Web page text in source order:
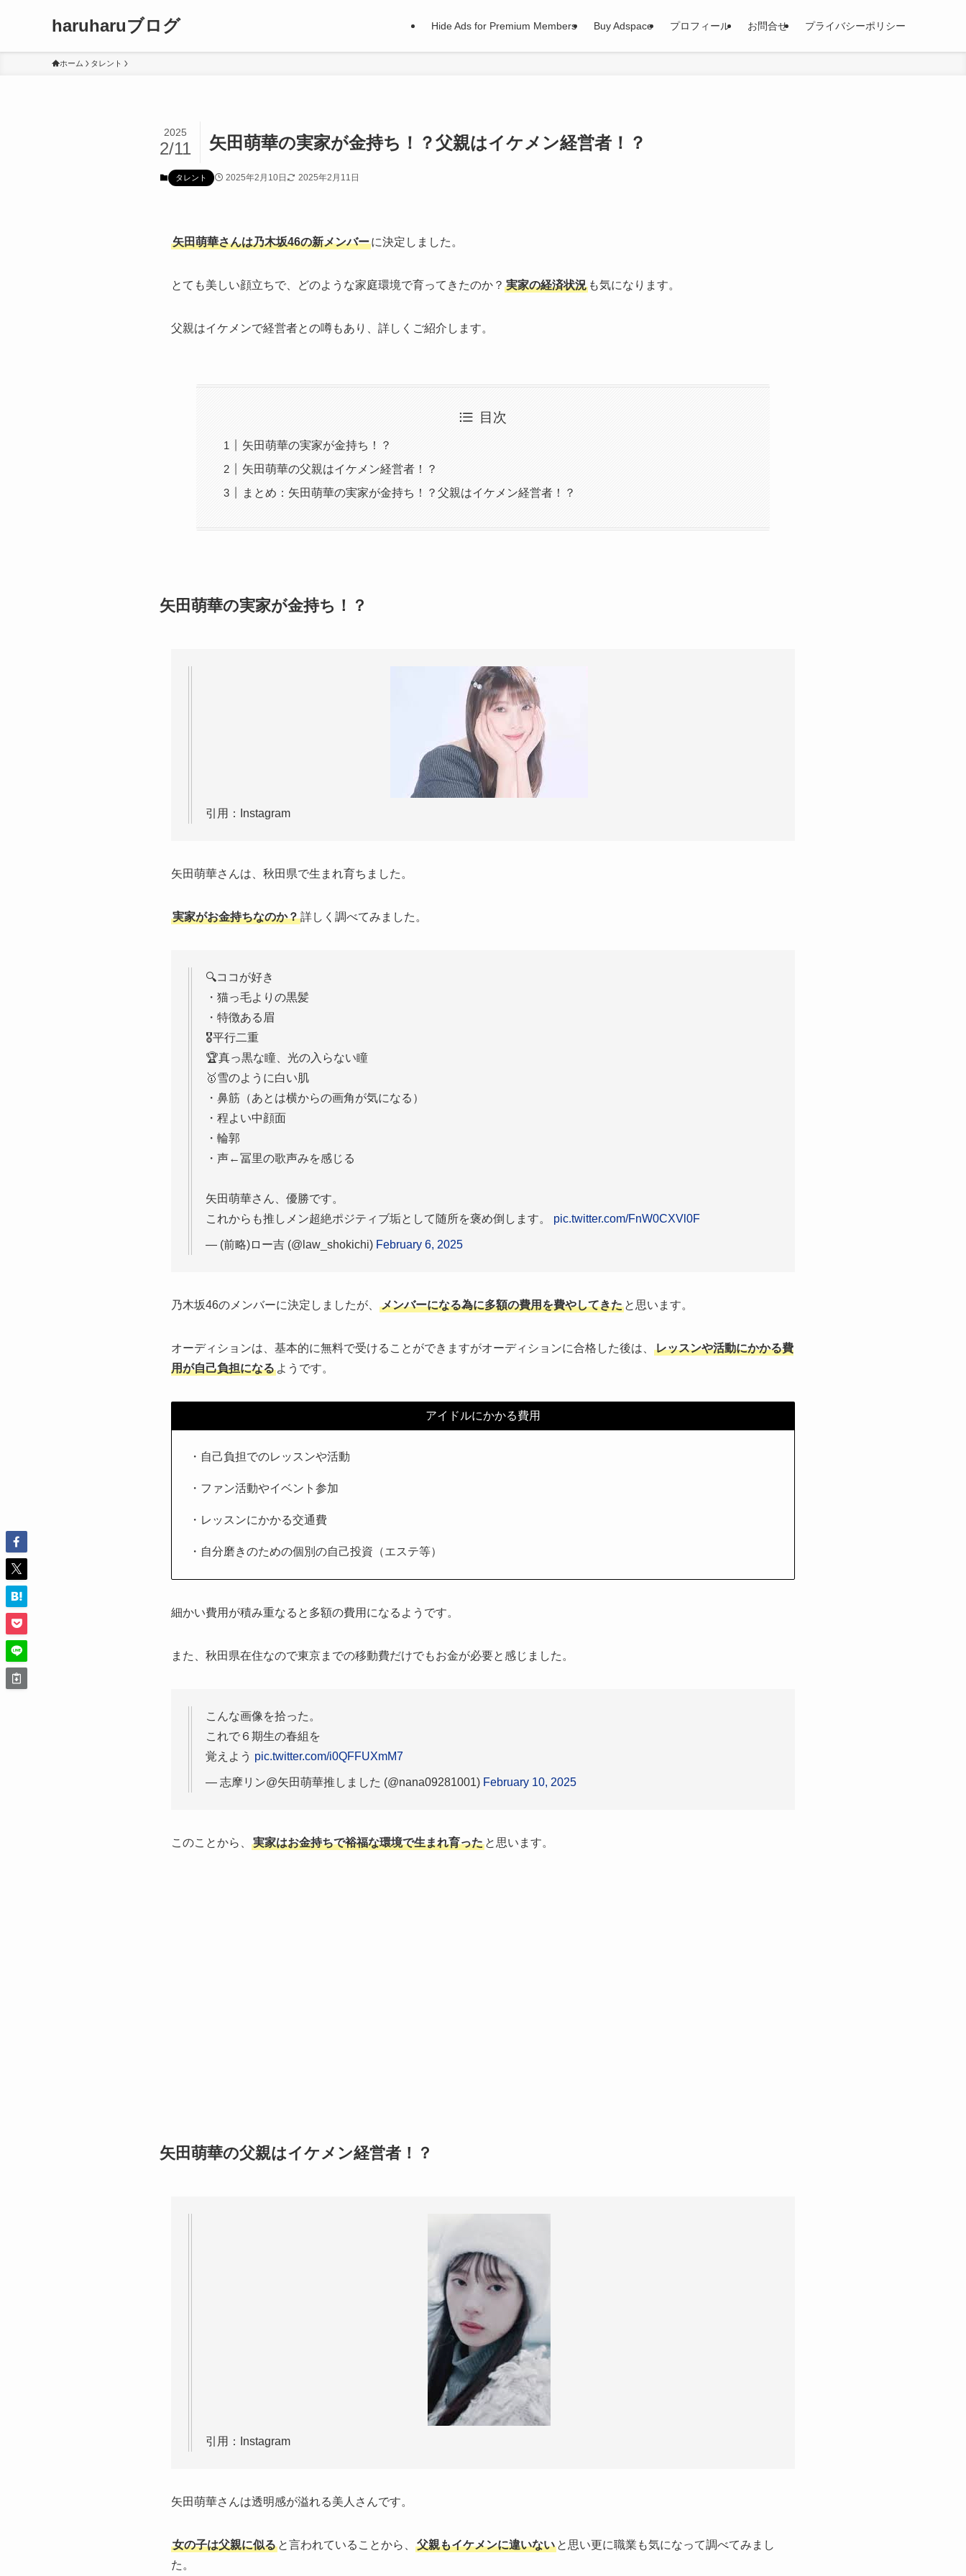
haruharuブログ Hide Ads for Premium Members Buy Adspace プロフィール お問合せ プライバシーポリシー
ホーム タレント
矢田萌華の実家が金持ち！？父親はイケメン経営者！？
2025
2/11
タレント 2025年2月10日 2025年2月11日
矢田萌華さんは乃木坂46の新メンバーに決定しました。
とても美しい顔立ちで、どのような家庭環境で育ってきたのか？ 実家の経済状況 も気になります。
父親はイケメンで経営者との噂もあり、詳しくご紹介します。
目次
矢田萌華の実家が金持ち！？
矢田萌華の父親はイケメン経営者！？
まとめ：矢田萌華の実家が金持ち！？父親はイケメン経営者！？
矢田萌華の実家が金持ち！？
引用：Instagram
矢田萌華さんは、秋田県で生まれ育ちました。
実家がお金持ちなのか？詳しく調べてみました。
🔍ココが好き
・猫っ毛よりの黒髪
・特徴ある眉
🎖️平行二重
🏆真っ黒な瞳、光の入らない瞳
🥇雪のように白い肌
・鼻筋（あとは横からの画角が気になる）
・程よい中顔面
・輪郭
・声←冨里の歌声みを感じる
矢田萌華さん、優勝です。
これからも推しメン超絶ポジティブ垢として随所を褒め倒します。 pic.twitter.com/FnW0CXVl0F
— (前略)ロー吉 (@law_shokichi) February 6, 2025
乃木坂46のメンバーに決定しましたが、 メンバーになる為に多額の費用を費やしてきた と思います。
オーディションは、基本的に無料で受けることができますがオーディションに合格した後は、
レッスンや活動にかかる費
用が自己負担になる ようです。
アイドルにかかる費用
・自己負担でのレッスンや活動
・ファン活動やイベント参加
・レッスンにかかる交通費
・自分磨きのための個別の自己投資（エステ等）
細かい費用が積み重なると多額の費用になるようです。
また、秋田県在住なので東京までの移動費だけでもお金が必要と感じました。
こんな画像を拾った。
これで６期生の春組を
覚えよう pic.twitter.com/i0QFFUXmM7
— 志摩リン@矢田萌華推しました (@nana09281001) February 10, 2025
このことから、 実家はお金持ちで裕福な環境で生まれ育った と思います。
矢田萌華の父親はイケメン経営者！？
引用：Instagram
矢田萌華さんは透明感が溢れる美人さんです。
女の子は父親に似る と言われていることから、 父親もイケメンに違いない と思い更に職業も気になって調べてみまし
た。